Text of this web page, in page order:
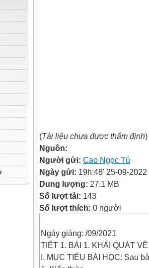
(Tài liệu chưa được thẩm định)
Nguồn:
Người gửi: Cao Ngọc Tú
Ngày gửi: 19h:48' 25-09-2022
Dung lượng: 27.1 MB
Số lượt tải: 143
Số lượt thích: 0 người
Ngày giảng: /09/2021
TIẾT 1. BÀI 1. KHÁI QUÁT
I. MỤC TIÊU BÀI HỌC: Sau